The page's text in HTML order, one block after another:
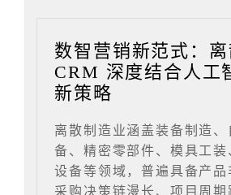
数智营销新范式：
CRM 深度结合人工
新策略
离散制造业涵盖装备制造、
备、精密零部件、模具工装
设备等领域，普遍具备产品
采购决策链漫长、项目周期